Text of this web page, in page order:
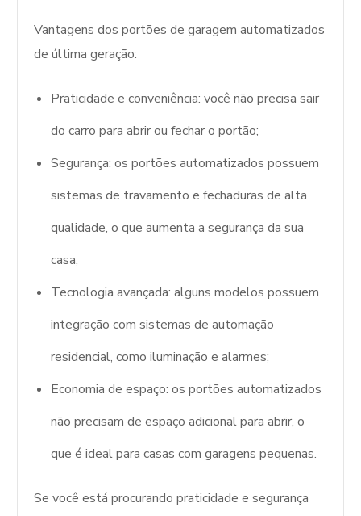
Vantagens dos portões de garagem automatizados
de última geração:
Praticidade e conveniência: você não precisa sair
do carro para abrir ou fechar o portão;
Segurança: os portões automatizados possuem
sistemas de travamento e fechaduras de alta
qualidade, o que aumenta a segurança da sua
casa;
Tecnologia avançada: alguns modelos possuem
integração com sistemas de automação
residencial, como iluminação e alarmes;
Economia de espaço: os portões automatizados
não precisam de espaço adicional para abrir, o
que é ideal para casas com garagens pequenas.
Se você está procurando praticidade e segurança